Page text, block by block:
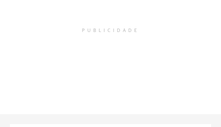
PUBLICIDADE